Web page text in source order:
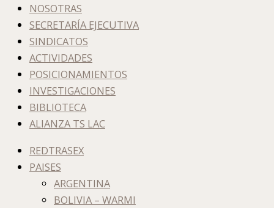
NOSOTRAS
SECRETARÍA EJECUTIVA
SINDICATOS
ACTIVIDADES
POSICIONAMIENTOS
INVESTIGACIONES
BIBLIOTECA
ALIANZA TS LAC
REDTRASEX
PAISES
ARGENTINA
BOLIVIA – WARMI